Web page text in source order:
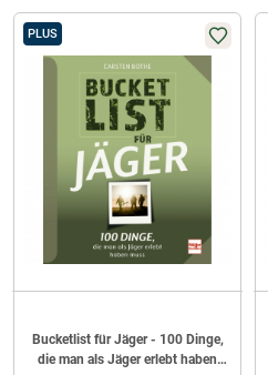
PLUS
Bucketlist für Jäger - 100 Dinge,
die man als Jäger erlebt haben